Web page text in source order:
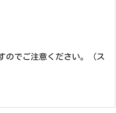
のでご注意ください。（ス